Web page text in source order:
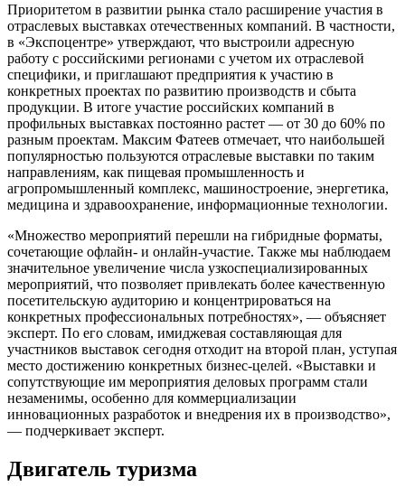
Приоритетом в развитии рынка стало расширение участия в
отраслевых выставках отечественных компаний. В частности,
в «Экспоцентре» утверждают, что выстроили адресную
работу с российскими регионами с учетом их отраслевой
специфики, и приглашают предприятия к участию в
конкретных проектах по развитию производств и сбыта
продукции. В итоге участие российских компаний в
профильных выставках постоянно растет — от 30 до 60% по
разным проектам. Максим Фатеев отмечает, что наибольшей
популярностью пользуются отраслевые выставки по таким
направлениям, как пищевая промышленность и
агропромышленный комплекс, машиностроение, энергетика,
медицина и здравоохранение, информационные технологии.
«Множество мероприятий перешли на гибридные форматы,
сочетающие офлайн- и онлайн-участие. Также мы наблюдаем
значительное увеличение числа узкоспециализированных
мероприятий, что позволяет привлекать более качественную
посетительскую аудиторию и концентрироваться на
конкретных профессиональных потребностях», — объясняет
эксперт. По его словам, имиджевая составляющая для
участников выставок сегодня отходит на второй план, уступая
место достижению конкретных бизнес-целей. «Выставки и
сопутствующие им мероприятия деловых программ стали
незаменимы, особенно для коммерциализации
инновационных разработок и внедрения их в производство»,
— подчеркивает эксперт.
Двигатель туризма